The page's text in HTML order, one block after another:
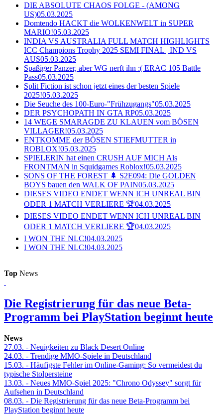
DIE ABSOLUTE CHAOS FOLGE - (AMONG
US)05.03.2025
Domtendo HACKT die WOLKENWELT in SUPER
MARIO!05.03.2025
INDIA VS AUSTRALIA FULL MATCH HIGHLIGHTS
ICC Champions Trophy 2025 SEMI FINAL | IND VS
AUS05.03.2025
Spaßiger Panzer, aber WG nerft ihn :( ERAC 105 Battle
Pass05.03.2025
Split Fiction ist schon jetzt eines der besten Spiele
2025!05.03.2025
Die Seuche des 100-Euro-"Frühzugangs"05.03.2025
DER PSYCHOPATH IN GTA RP05.03.2025
14 WEGE SMARAGDE ZU KLAUEN vom BÖSEN
VILLAGER!05.03.2025
ENTKOMME der BÖSEN STIEFMUTTER in
ROBLOX!05.03.2025
SPIELERIN hat einen CRUSH AUF MICH Als
FRONTMAN in Squidgames Roblox!05.03.2025
SONS OF THE FOREST 🌲 S2E094: Die GOLDEN
BOYS bauen den WALK OF PAIN05.03.2025
DIESES VIDEO ENDET WENN ICH UNREAL BIN
ODER 1 MATCH VERLIERE 🏆04.03.2025
DIESES VIDEO ENDET WENN ICH UNREAL BIN
ODER 1 MATCH VERLIERE 🏆04.03.2025
I WON THE NLC!04.03.2025
I WON THE NLC!04.03.2025
Top News
Die Registrierung für das neue Beta-
Programm bei PlayStation beginnt heute
News
27.03. - Neuigkeiten zu Black Desert Online
24.03. - Trendige MMO-Spiele in Deutschland
15.03. - Häufigste Fehler im Online-Gaming: So vermeidest du
typische Stolpersteine
13.03. - Neues MMO-Spiel 2025: "Chrono Odyssey" sorgt für
Aufsehen in Deutschland
08.03. - Die Registrierung für das neue Beta-Programm bei
PlayStation beginnt heute